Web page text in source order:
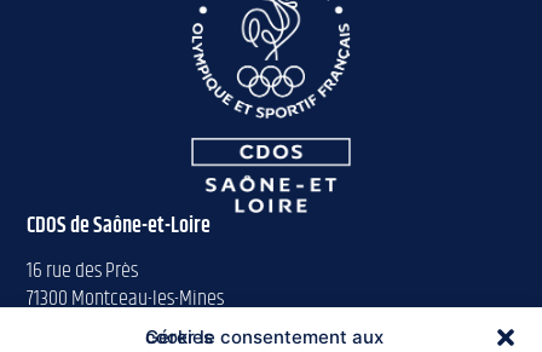
Gérer le consentement aux cookies
CDOS de Saône-et-Loire
16 rue des Près
71300 Montceau-les-Mines
Tél : 03 85 57 63 00